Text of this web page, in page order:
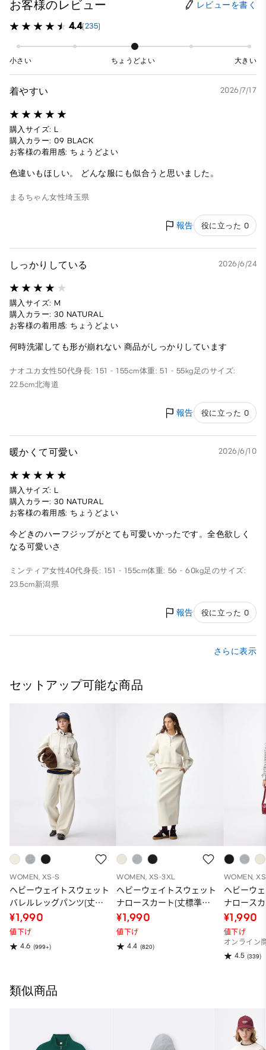
お客様のレビュー レビューを書く
4.4(235)
小さい ちょうどよい 大きい
着やすい 2026/7/17
購入サイズ: L
購入カラー: 09 BLACK
お客様の着用感: ちょうどよい
色違いもほしい。 どんな服にも似合うと思いました。
まるちゃん女性埼玉県
報告 役に立った 0
しっかりしている 2026/6/24
購入サイズ: M
購入カラー: 30 NATURAL
お客様の着用感: ちょうどよい
何時洗濯しても形が崩れない 商品がしっかりしています
ナオユカ 女性50代身長: 151 - 155cm体重: 51 - 55kg足のサイズ:
22.5cm北海道
報告 役に立った 0
暖かくて可愛い 2026/6/10
購入サイズ: L
購入カラー: 30 NATURAL
お客様の着用感: ちょうどよい
今どきのハーフジップがとても可愛いかったです。全色欲しく
なる可愛いさ
ミンティア女性40代身長: 151 - 155cm体重: 56 - 60kg足のサイズ:
23.5cm新潟県
報告 役に立った 0
さらに表示
セットアップ可能な商品
WOMEN, XS-S
ヘビーウェイトスウェット
バレルレッグパンツ(丈標
準68.5～72.5cm)
¥1,990
値下げ
4.6 (999+)
WOMEN, XS-3XL
ヘビーウェイトスウェット
ナロースカート(丈標準
82.5～89.5cm)
¥1,990
値下げ
4.4 (820)
WOMEN,
ヘビーウ
ナロース
88.5～
¥1,990
値下げ
オンライン
4.5 (339)
類似商品